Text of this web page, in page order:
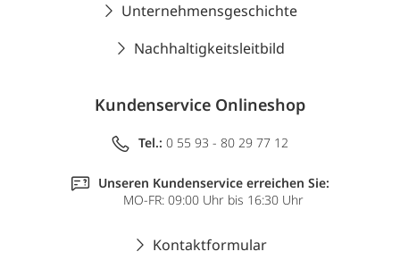
Unternehmensgeschichte
Nachhaltigkeitsleitbild
Kundenservice Onlineshop
Tel.: 0 55 93 - 80 29 77 12
Unseren Kundenservice erreichen Sie:
MO-FR: 09:00 Uhr bis 16:30 Uhr
Kontaktformular